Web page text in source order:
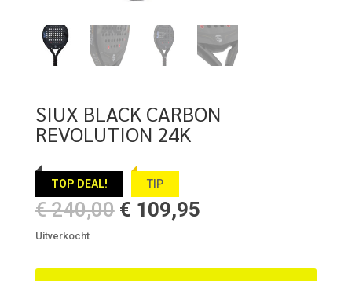
SIUX BLACK CARBON
REVOLUTION 24K
TOP DEAL! TIP
€240,00 Oorspronkelijke
€ 240,00.
€ 109,95Huidige
€ 109,95.
Uitverkocht